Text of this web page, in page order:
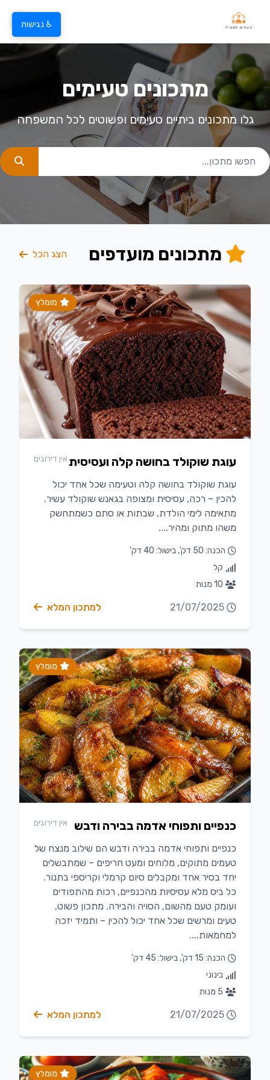
מתכונים טעימים
גלו מתכונים ביתיים טעימים ופשוטים לכל המשפחה
מתכונים מועדפים הצג הכל
מומלץ
עוגת שוקולד בחושה קלה ועסיסיתאין דירוגים
עוגת שוקולד בחושה קלה וטעימה שכל אחד יכול
להכין – רכה, עסיסית ומצופה בגאנש שוקולד עשיר.
מתאימה לימי הולדת, שבתות או סתם כשמתחשק
משהו מתוק ומהיר....
הכנה: 50 דק', בישול: 40 דק'
קל
10 מנות
21/07/2025 למתכון המלא
מומלץ
כנפיים ותפוחי אדמה בבירה ודבש אין דירוגים
כנפיים ותפוחי אדמה בבירה ודבש הם שילוב מנצח של
טעמים מתוקים, מלוחים ומעט חריפים – שמתבשלים
יחד בסיר אחד ומקבלים סיום קרמלי וקריספי בתנור.
כל ביס מלא עסיסיות מהכנפיים, רכות מהתפודים
ועומק טעם מהשום, הסויה והבירה. מתכון פשוט,
טעים ומרשים שכל אחד יכול להכין – ותמיד יזכה
למחמאות....
הכנה: 15 דק', בישול: 45 דק'
בינוני
5 מנות
21/07/2025 למתכון המלא
מומלץ
♿ נגישות